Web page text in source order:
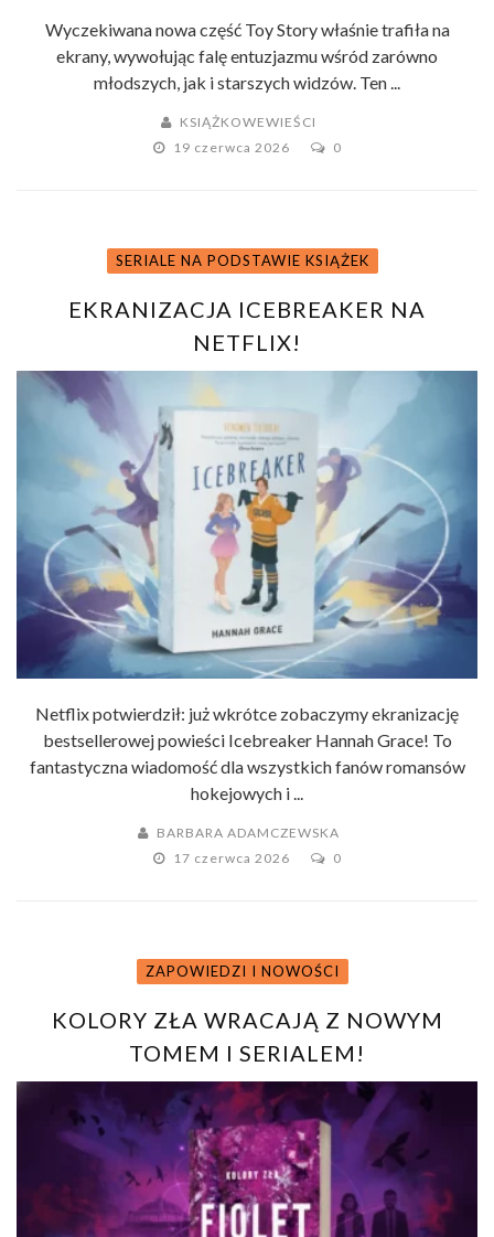
Wyczekiwana nowa część Toy Story właśnie trafiła na
ekrany, wywołując falę entuzjazmu wśród zarówno
młodszych, jak i starszych widzów. Ten ...
KSIĄŻKOWEWIEŚCI
19 czerwca 2026
0
SERIALE NA PODSTAWIE KSIĄŻEK
EKRANIZACJA ICEBREAKER NA
NETFLIX!
Netflix potwierdził: już wkrótce zobaczymy ekranizację
bestsellerowej powieści Icebreaker Hannah Grace! To
fantastyczna wiadomość dla wszystkich fanów romansów
hokejowych i ...
BARBARA ADAMCZEWSKA
17 czerwca 2026
0
ZAPOWIEDZI I NOWOŚCI
KOLORY ZŁA WRACAJĄ Z NOWYM
TOMEM I SERIALEM!